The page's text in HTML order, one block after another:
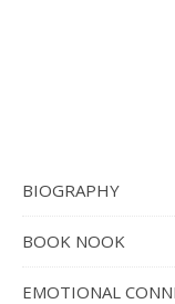
BIOGRAPHY
BOOK NOOK
EMOTIONAL